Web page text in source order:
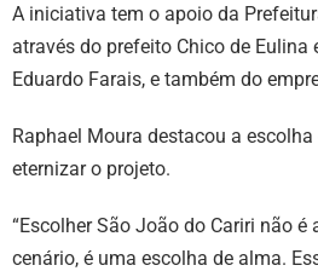
A iniciativa tem o apoio da
através do prefeito Chico de Eulina
Eduardo Farais, e também do
Raphael Moura destacou a
eternizar o projeto.
“Escolher São João do Cariri não
cenário, é uma escolha de alma.